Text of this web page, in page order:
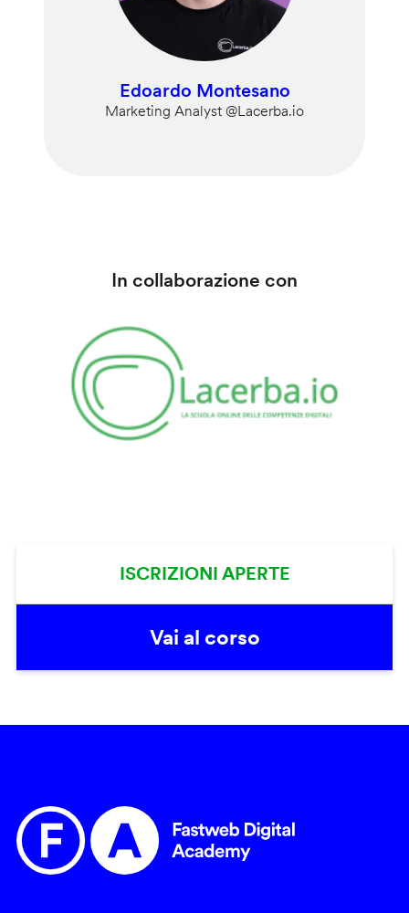
Edoardo Montesano
Marketing Analyst @Lacerba.io
In collaborazione con
ISCRIZIONI APERTE
Vai al corso